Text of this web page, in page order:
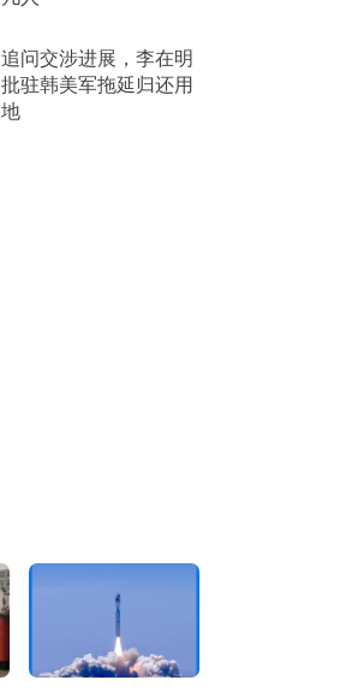
追问交涉进展，李在明
批驻韩美军拖延归还用
地